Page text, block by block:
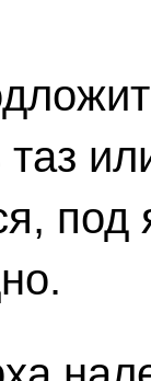
таз